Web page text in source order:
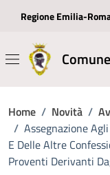
Regione Emilia-
Home / Novità /
/ Assegnazione
E Delle Altre
Proventi Derivanti